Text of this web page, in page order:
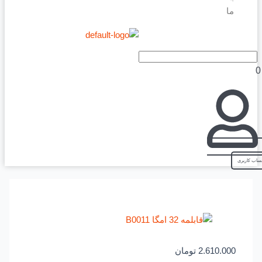
2.610.000 تومان